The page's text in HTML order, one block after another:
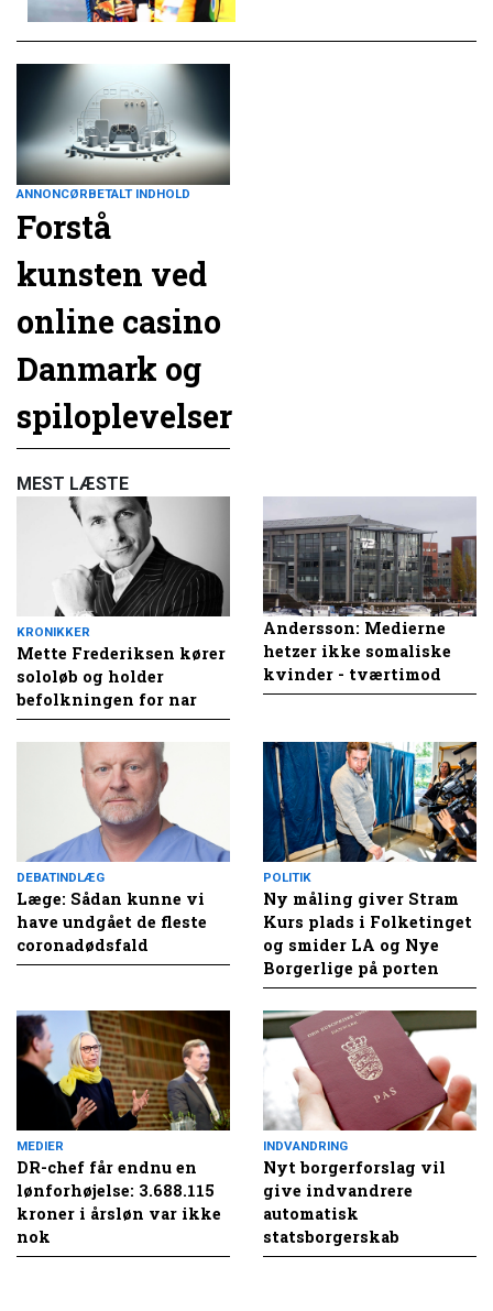
ANNONCØRBETALT INDHOLD
Forstå
kunsten ved
online casino
Danmark og
spiloplevelser
MEST LÆSTE
KRONIKKER
Mette Frederiksen kører
sololøb og holder
befolkningen for nar
Andersson: Medierne
hetzer ikke somaliske
kvinder - tværtimod
DEBATINDLÆG
Læge: Sådan kunne vi
have undgået de fleste
coronadødsfald
POLITIK
Ny måling giver Stram
Kurs plads i Folketinget
og smider LA og Nye
Borgerlige på porten
MEDIER
DR-chef får endnu en
lønforhøjelse: 3.688.115
kroner i årsløn var ikke
nok
INDVANDRING
Nyt borgerforslag vil
give indvandrere
automatisk
statsborgerskab